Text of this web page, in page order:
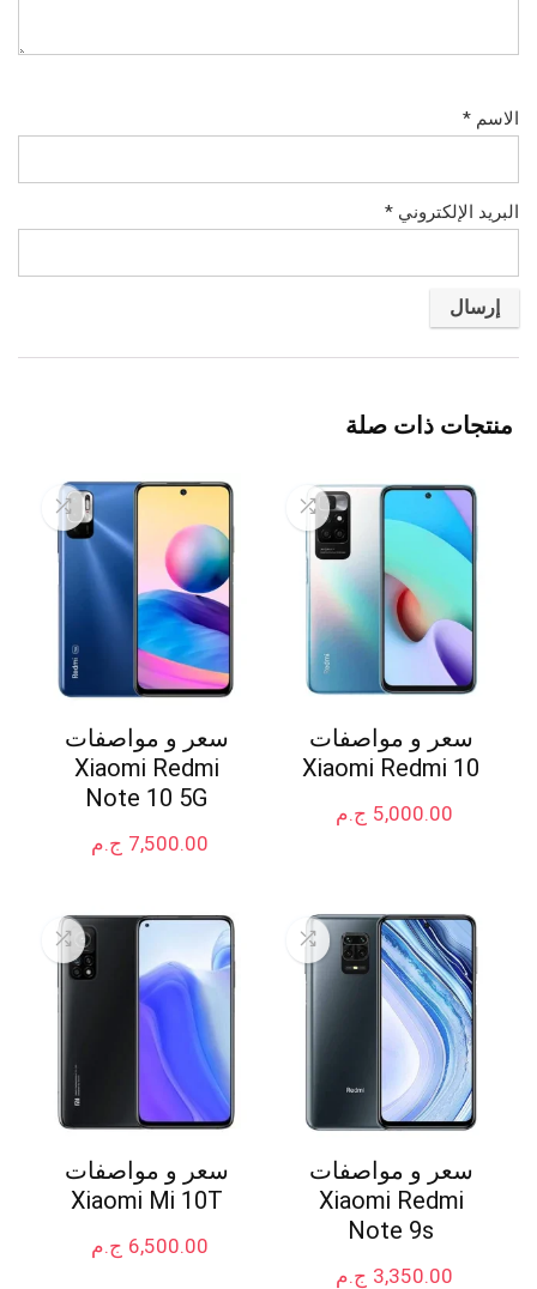
الاسم *
البريد الإلكتروني *
منتجات ذات صلة
سعر و مواصفات
Xiaomi Redmi 10
ج.م 5,000.00
سعر و مواصفات
Xiaomi Redmi
Note 10 5G
ج.م 7,500.00
سعر و مواصفات
Xiaomi Redmi
Note 9s
ج.م 3,350.00
سعر و مواصفات
Xiaomi Mi 10T
ج.م 6,500.00